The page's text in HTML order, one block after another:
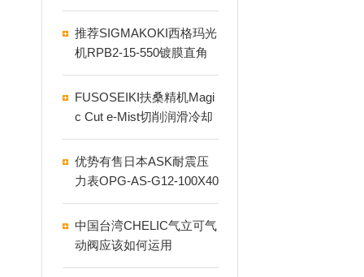
50-37FRC
推荐SIGMAKOKI西格玛光
机RPB2-15-550镀膜直角
棱镜
FUSOSEIKI扶桑精机Magi
c Cut e-Mist切削润滑冷却
机为什么没有空气流出
优势有售日本ASK耐震压
力表OPG-AS-G12-100X40
MPa
中国台湾CHELIC气立可气
动阀应该如何运用